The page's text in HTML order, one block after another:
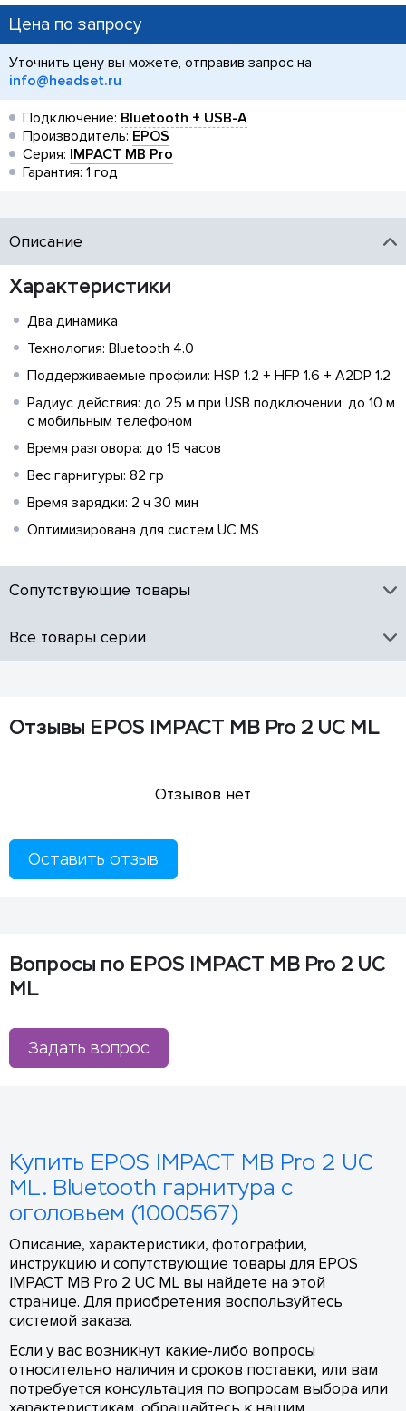
Цена по запросу
Уточнить цену вы можете, отправив запрос на
info@headset.ru
Подключение: Bluetooth + USB-A
Производитель: EPOS
Серия: IMPACT MB Pro
Гарантия: 1 год
Описание
Характеристики
Два динамика
Технология: Bluetooth 4.0
Поддерживаемые профили: HSP 1.2 + HFP 1.6 + A2DP 1.2
Радиус действия: до 25 м при USB подключении, до 10 м
с мобильным телефоном
Время разговора: до 15 часов
Вес гарнитуры: 82 гр
Время зарядки: 2 ч 30 мин
Оптимизирована для систем UC MS
Сопутствующие товары
Все товары серии
Отзывы EPOS IMPACT MB Pro 2 UC ML
Отзывов нет
Оставить отзыв
Вопросы по EPOS IMPACT MB Pro 2 UC
ML
Задать вопрос
Купить EPOS IMPACT MB Pro 2 UC
ML. Bluetooth гарнитура с
оголовьем (1000567)
Описание, характеристики, фотографии,
инструкцию и сопутствующие товары для EPOS
IMPACT MB Pro 2 UC ML вы найдете на этой
странице. Для приобретения воспользуйтесь
системой заказа.
Если у вас возникнут какие-либо вопросы
относительно наличия и сроков поставки, или вам
потребуется консультация по вопросам выбора или